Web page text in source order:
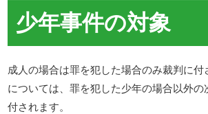
少年事件の対象
成人の場合は罪を犯した場合のみ裁判に
については、罪を犯した少年の場合以外の
付されます。